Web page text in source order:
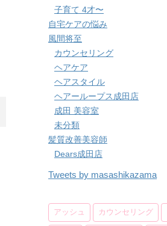
子育て 4才〜
自宅ケアの悩み
風間将至
カウンセリング
ヘアケア
ヘアスタイル
ヘアーループス成田店
成田 美容室
未分類
髪質改善美容師
Dears成田店
Tweets by masashikazama
アッシュ カウンセリング